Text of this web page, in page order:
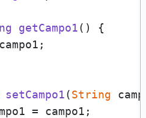
getCampo1( ) {
setCampo1(String
= campo1;